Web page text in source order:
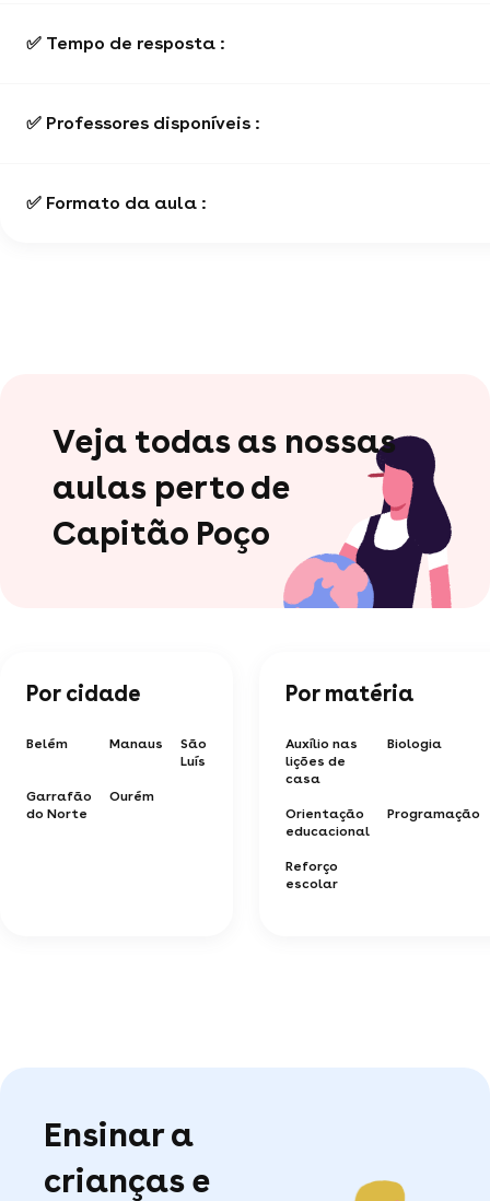
✅ Tempo de resposta :
✅ Professores disponíveis :
✅ Formato da aula :
Veja todas as nossas
aulas perto de
Capitão Poço
Por cidade
Belém Manaus
São
Luís
Garrafão
do Norte
Ourém
Por matéria
Auxílio nas
lições de
casa
Biologia
Orientação
educacional
Programação
Reforço
escolar
Ensinar a
crianças e